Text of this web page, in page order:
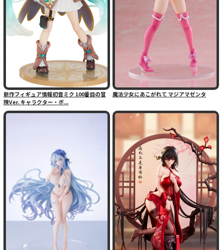
新作フィギュア情報初音ミク 100番目の冒
険Ver. キャラクター・ボ...
魔法少女にあこがれて マジアマゼンタ